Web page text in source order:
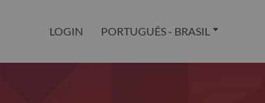
LOGIN PORTUGUÊS - BRASIL